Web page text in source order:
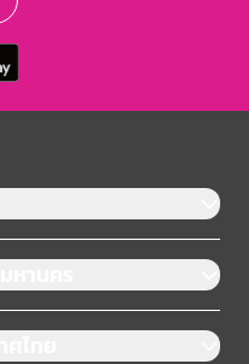
านคร
ไทย